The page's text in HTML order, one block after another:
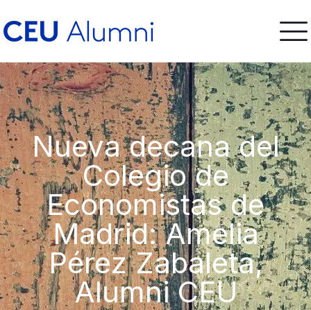
Nueva decana del
Colegio de
Economistas de
Madrid: Amelia
Pérez Zabaleta,
Alumni CEU